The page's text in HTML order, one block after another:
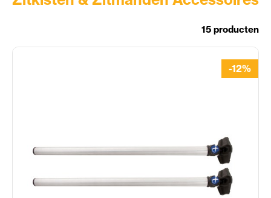
15 producten
-12%